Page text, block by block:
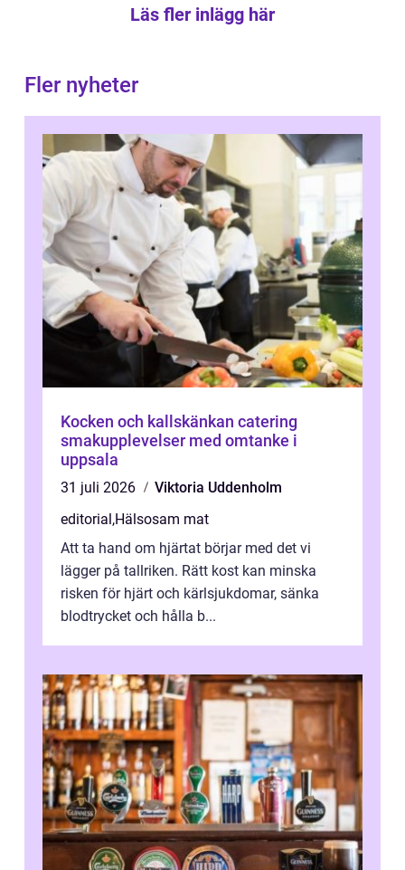
Läs fler inlägg här
Fler nyheter
Kocken och kallskänkan catering
smakupplevelser med omtanke i
uppsala
31 juli 2026
Viktoria Uddenholm
editorial,Hälsosam mat
Att ta hand om hjärtat börjar med det vi
lägger på tallriken. Rätt kost kan minska
risken för hjärt och kärlsjukdomar, sänka
blodtrycket och hålla b...